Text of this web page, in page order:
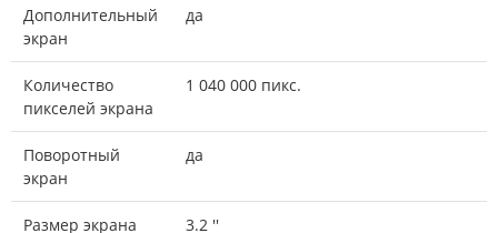
Дополнительный
экран
да
Количество
пикселей экрана
1 040 000 пикс.
Поворотный
экран
да
Размер экрана 3.2 ''